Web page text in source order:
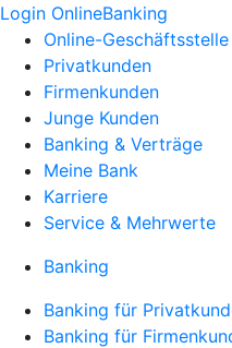
Login OnlineBanking
Online-Geschäftsstelle
Privatkunden
Firmenkunden
Junge Kunden
Banking & Verträge
Meine Bank
Karriere
Service & Mehrwerte
Banking
Banking für
Banking für